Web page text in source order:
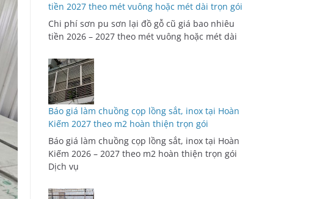
tiền 2027 theo mét vuông hoặc mét dài trọn gói
Chi phí sơn pu sơn lại đồ gỗ cũ giá bao nhiêu
tiền 2026 – 2027 theo mét vuông hoặc mét dài
Báo giá làm chuồng cọp lồng sắt, inox tại Hoàn
Kiếm 2027 theo m2 hoàn thiện trọn gói
Báo giá làm chuồng cọp lồng sắt, inox tại Hoàn
Kiếm 2026 – 2027 theo m2 hoàn thiện trọn gói
Dịch vụ